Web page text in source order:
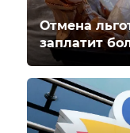
Отмена
заплатит